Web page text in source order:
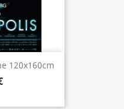
120x160cm